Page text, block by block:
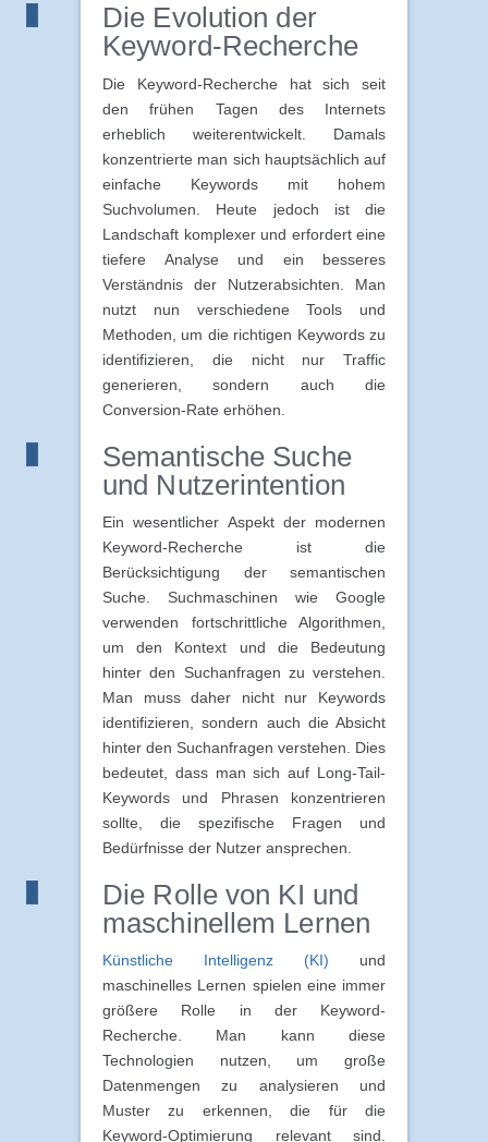
Die Evolution der
Keyword-Recherche
Die Keyword-Recherche hat sich seit
den frühen Tagen des Internets
erheblich weiterentwickelt. Damals
konzentrierte man sich hauptsächlich auf
einfache Keywords mit hohem
Suchvolumen. Heute jedoch ist die
Landschaft komplexer und erfordert eine
tiefere Analyse und ein besseres
Verständnis der Nutzerabsichten. Man
nutzt nun verschiedene Tools und
Methoden, um die richtigen Keywords zu
identifizieren, die nicht nur Traffic
generieren, sondern auch die
Conversion-Rate erhöhen.
Semantische Suche
und Nutzerintention
Ein wesentlicher Aspekt der modernen
Keyword-Recherche ist die
Berücksichtigung der semantischen
Suche. Suchmaschinen wie Google
verwenden fortschrittliche Algorithmen,
um den Kontext und die Bedeutung
hinter den Suchanfragen zu verstehen.
Man muss daher nicht nur Keywords
identifizieren, sondern auch die Absicht
hinter den Suchanfragen verstehen. Dies
bedeutet, dass man sich auf Long-Tail-
Keywords und Phrasen konzentrieren
sollte, die spezifische Fragen und
Bedürfnisse der Nutzer ansprechen.
Die Rolle von KI und
maschinellem Lernen
Künstliche Intelligenz (KI) und
maschinelles Lernen spielen eine immer
größere Rolle in der Keyword-
Recherche. Man kann diese
Technologien nutzen, um große
Datenmengen zu analysieren und
Muster zu erkennen, die für die
Keyword-Optimierung relevant sind.